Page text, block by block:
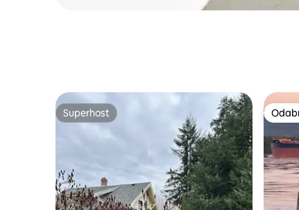
Superhost
Superhost